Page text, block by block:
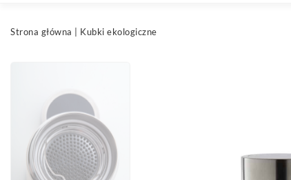
Strona główna Kubki ekologiczne